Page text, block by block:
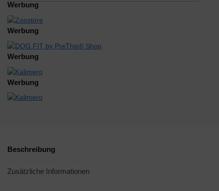
Werbung
Werbung
Werbung
Werbung
Beschreibung
Zusätzliche Informationen